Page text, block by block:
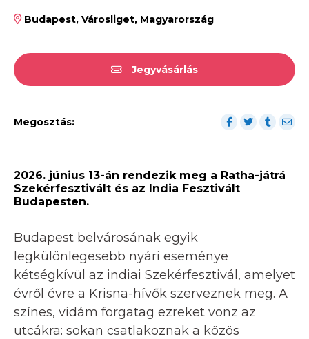
Budapest, Városliget, Magyarország
Jegyvásárlás
Megosztás:
2026. június 13-án rendezik meg a Ratha-játrá
Szekérfesztivált és az India Fesztivált
Budapesten.
Budapest belvárosának egyik
legkülönlegesebb nyári eseménye
kétségkívül az indiai Szekérfesztivál, amelyet
évről évre a Krisna-hívők szerveznek meg. A
színes, vidám forgatag ezreket vonz az
utcákra: sokan csatlakoznak a közös